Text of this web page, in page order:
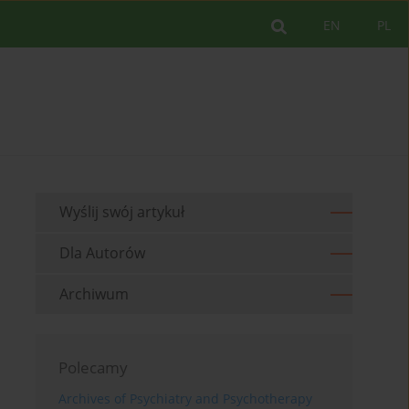
PL
EN
Wyślij swój artykuł
Dla Autorów
Archiwum
Polecamy
Archives of Psychiatry and Psychotherapy